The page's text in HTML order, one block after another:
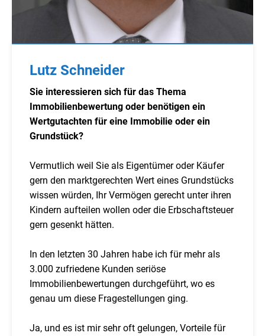
Lutz Schneider
Sie interessieren sich für das Thema
Immobilienbewertung oder benötigen ein
Wertgutachten für eine Immobilie oder ein
Grundstück?
Vermutlich weil Sie als Eigentümer oder Käufer
gern den marktgerechten Wert eines Grundstücks
wissen würden, Ihr Vermögen gerecht unter ihren
Kindern aufteilen wollen oder die Erbschaftsteuer
gern gesenkt hätten.
In den letzten 30 Jahren habe ich für mehr als
3.000 zufriedene Kunden seriöse
Immobilienbewertungen durchgeführt, wo es
genau um diese Fragestellungen ging.
Ja, und es ist mir sehr oft gelungen, Vorteile für